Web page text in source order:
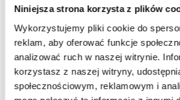
Niniejsza strona korzysta z plików
Wykorzystujemy pliki cookie do
reklam, aby oferować funkcje
analizować ruch w naszej witrynie.
korzystasz z naszej witryny,
społecznościowym, reklamowym i